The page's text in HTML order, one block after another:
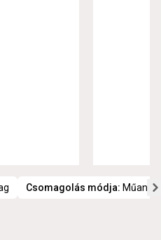
Csomagolás módja: